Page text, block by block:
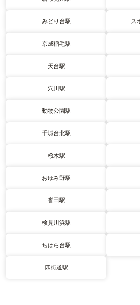
みどり台駅 ス
京成稲毛駅
天台駅
穴川駅
動物公園駅
千城台北駅
桜木駅
おゆみ野駅
誉田駅
検見川浜駅
ちはら台駅
四街道駅